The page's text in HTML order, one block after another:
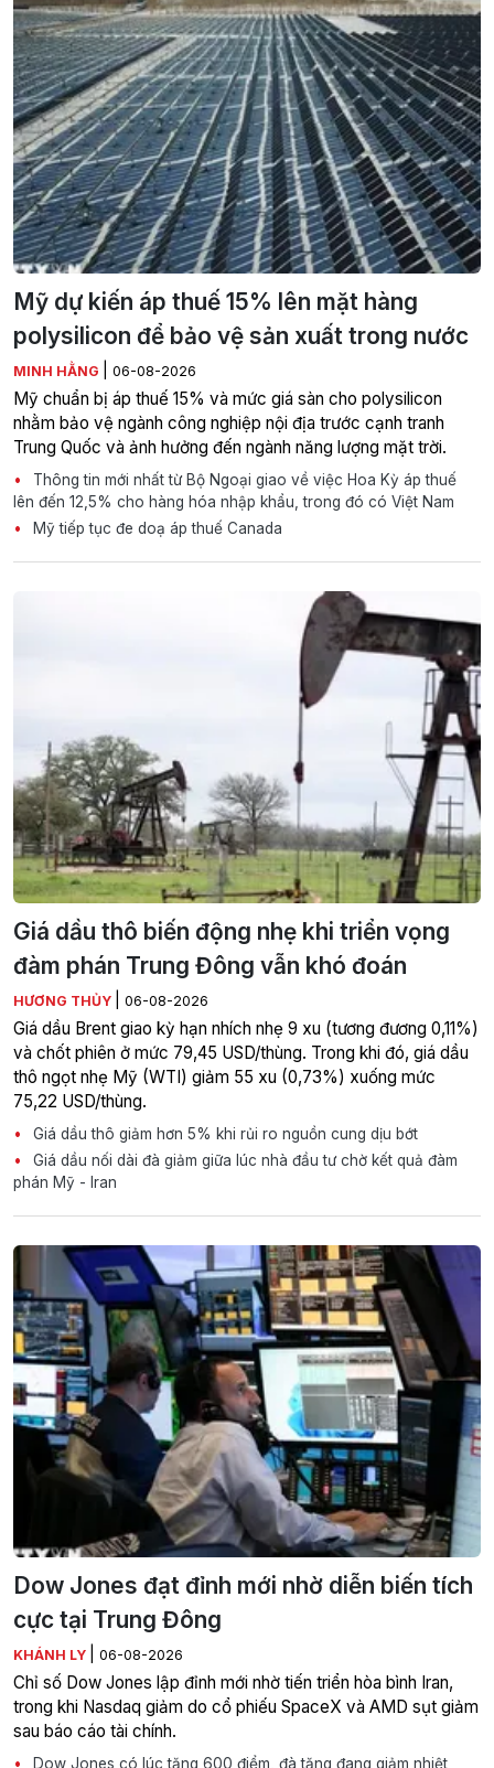
Mỹ dự kiến áp thuế 15% lên mặt hàng
polysilicon để bảo vệ sản xuất trong nước
MINH HẰNG 06-08-2026
Mỹ chuẩn bị áp thuế 15% và mức giá sàn cho polysilicon
nhằm bảo vệ ngành công nghiệp nội địa trước cạnh tranh
Trung Quốc và ảnh hưởng đến ngành năng lượng mặt trời.
Thông tin mới nhất từ Bộ Ngoại giao về việc Hoa Kỳ áp thuế
lên đến 12,5% cho hàng hóa nhập khẩu, trong đó có Việt Nam
Mỹ tiếp tục đe doạ áp thuế Canada
Giá dầu thô biến động nhẹ khi triển vọng
đàm phán Trung Đông vẫn khó đoán
HƯƠNG THỦY 06-08-2026
Giá dầu Brent giao kỳ hạn nhích nhẹ 9 xu (tương đương 0,11%)
và chốt phiên ở mức 79,45 USD/thùng. Trong khi đó, giá dầu
thô ngọt nhẹ Mỹ (WTI) giảm 55 xu (0,73%) xuống mức
75,22 USD/thùng.
Giá dầu thô giảm hơn 5% khi rủi ro nguồn cung dịu bớt
Giá dầu nối dài đà giảm giữa lúc nhà đầu tư chờ kết quả đàm
phán Mỹ - Iran
Dow Jones đạt đỉnh mới nhờ diễn biến tích
cực tại Trung Đông
KHÁNH LY 06-08-2026
Chỉ số Dow Jones lập đỉnh mới nhờ tiến triển hòa bình Iran,
trong khi Nasdaq giảm do cổ phiếu SpaceX và AMD sụt giảm
sau báo cáo tài chính.
Dow Jones có lúc tăng 600 điểm, đà tăng đang giảm nhiệt